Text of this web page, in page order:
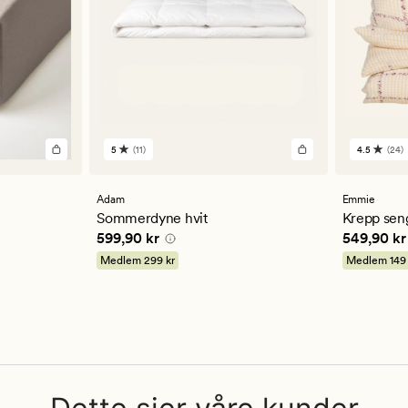
11
en
gjennomsnittlig
vurdering
på
5
5 (11)
Adam
Sommerdyne hvit
Pris 599,90 kr
599,90 kr
Medlem299 kr
24
en
på
4.5
4.5 (24)
Emmie
Krepp
Pris
549,90 kr
Medlem